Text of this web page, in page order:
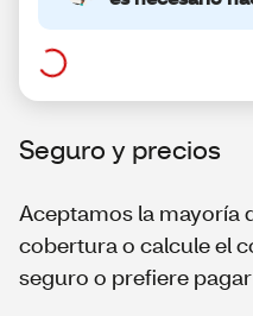
Seguro y precios
Aceptamos la mayoría
cobertura o calcule el
seguro o prefiere